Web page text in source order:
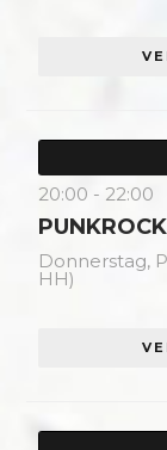
20:00 - 22:00
Donnerstag,
HH)